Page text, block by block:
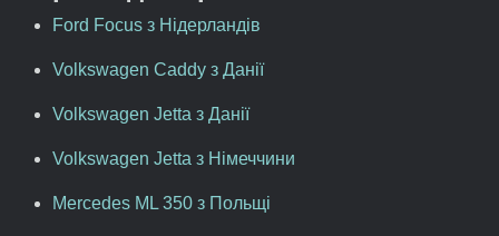
Ford Focus з Нідерландів
Volkswagen Caddy з Данії
Volkswagen Jetta з Данії
Volkswagen Jetta з Німеччини
Mercedes ML 350 з Польщі